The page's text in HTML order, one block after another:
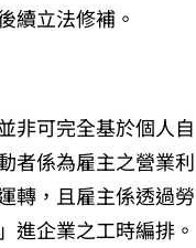
續立法修補。
非可完全基於個人自
者係為雇主之營業利
轉，且雇主係透過勞
進企業之工時編排。